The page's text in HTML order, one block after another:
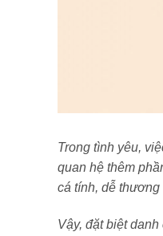
Trong tình yêu,
quan hệ thêm
cá tính, dễ thương
Vậy, đặt biệt